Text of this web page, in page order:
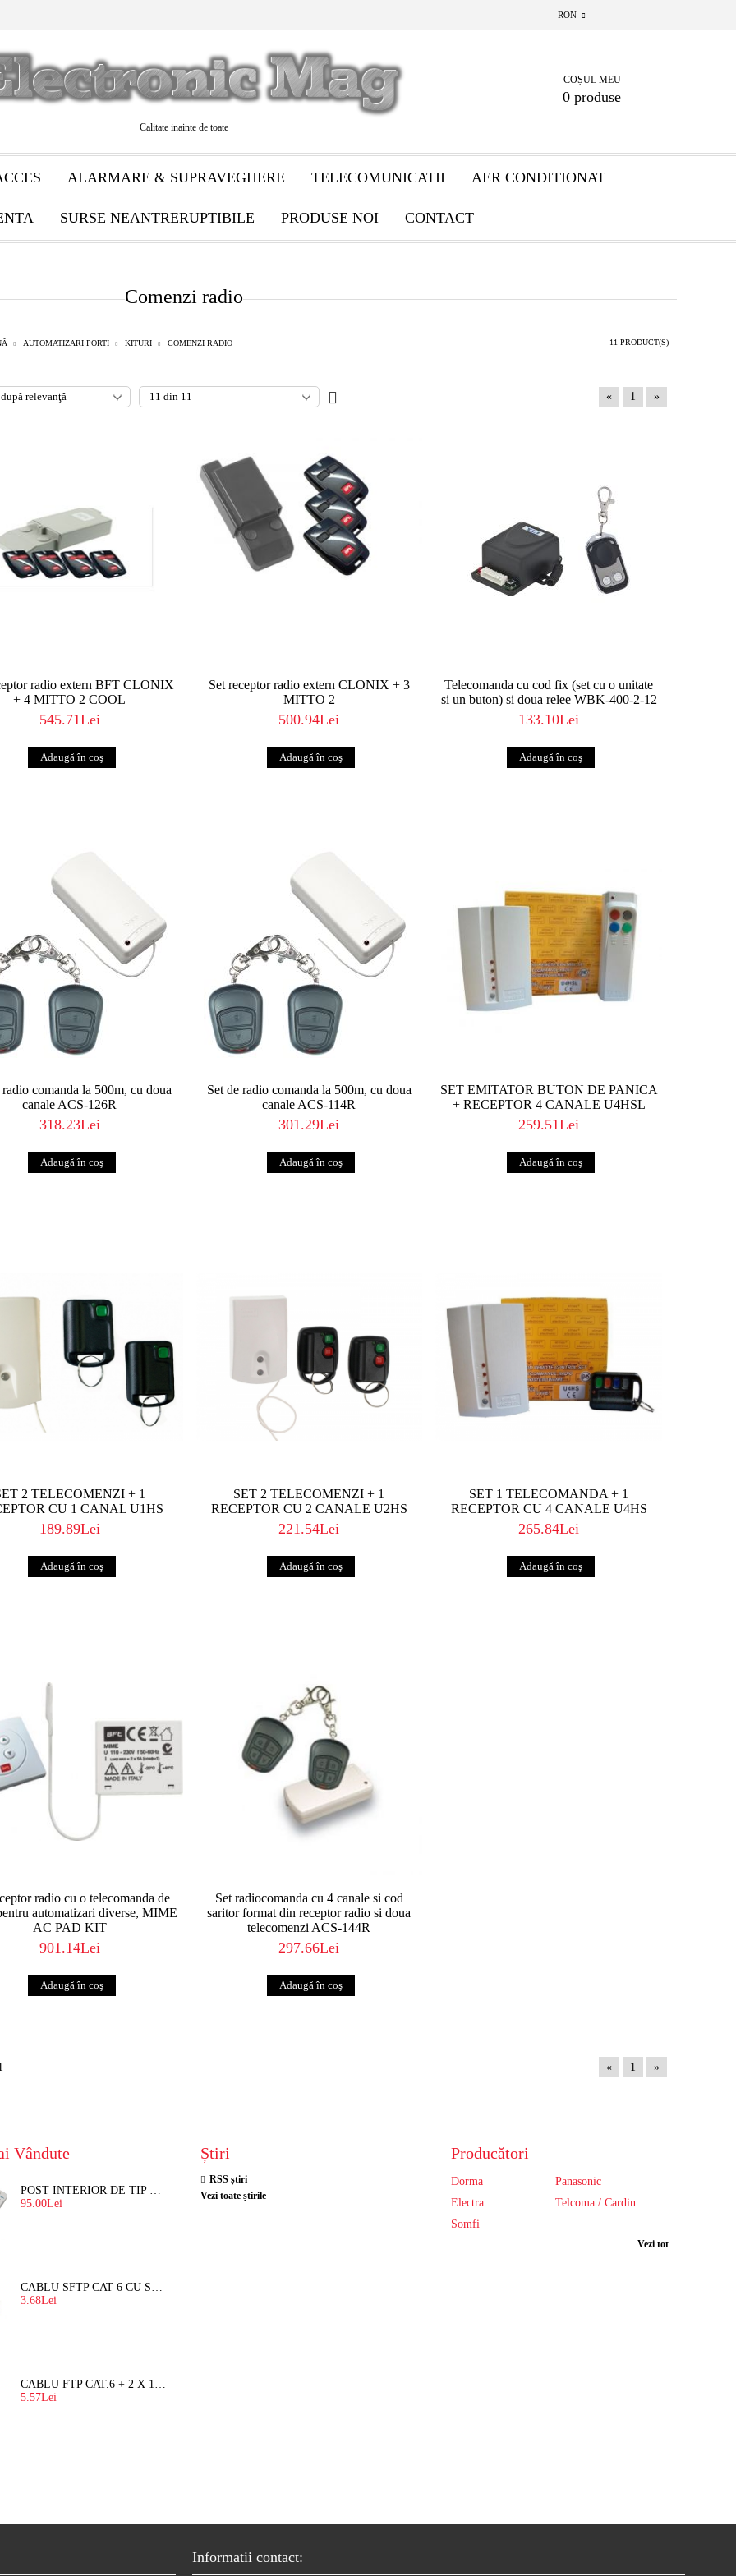
RON
Calitate inainte de toate
COȘUL MEU
0 produse
ALARMARE & SUPRAVEGHERE TELECOMUNICATII AER CONDITIONAT
SURSE NEANTRERUPTIBILE PRODUSE NOI CONTACT
AUTOMATIZARI PORTI KITURI COMENZI RADIO 11 PRODUCT(S)
Comenzi radio
« 1 »
radio extern BFT CLONIX
+ 4 MITTO 2 COOL
545.71Lei
Set receptor radio extern CLONIX + 3
MITTO 2
500.94Lei
Telecomanda cu cod fix (set cu o unitate
si un buton) si doua relee WBK-400-2-12
133.10Lei
radio comanda la 500m, cu doua
canale ACS-126R
318.23Lei
Set de radio comanda la 500m, cu doua
canale ACS-114R
301.29Lei
SET EMITATOR BUTON DE PANICA
+ RECEPTOR 4 CANALE U4HSL
259.51Lei
2 TELECOMENZI + 1
CU 1 CANAL U1HS
189.89Lei
SET 2 TELECOMENZI + 1
RECEPTOR CU 2 CANALE U2HS
221.54Lei
SET 1 TELECOMANDA + 1
RECEPTOR CU 4 CANALE U4HS
265.84Lei
radio cu o telecomanda de
automatizari diverse, MIME
AC PAD KIT
901.14Lei
Set radiocomanda cu 4 canale si cod
saritor format din receptor radio si doua
telecomenzi ACS-144R
297.66Lei
« 1 »
Vândute
POST INTERIOR DE TIP TELEFON RESEL, T8018 PENTRU INTERFON DE BLOC
95.00Lei
CABLU SFTP CAT 6 CU SUFA, DE EXTERIOR 8 FIRE X 0,56 MM
3.68Lei
CABLU FTP CAT.6 + 2 X 1.5 MM2 ( LITAT ) CU SUFA
5.57Lei
Știri
RSS știri
Vezi toate știrile
Producători
Dorma
Panasonic
Electra
Telcoma / Cardin
Somfi
Vezi tot
Informatii contact: